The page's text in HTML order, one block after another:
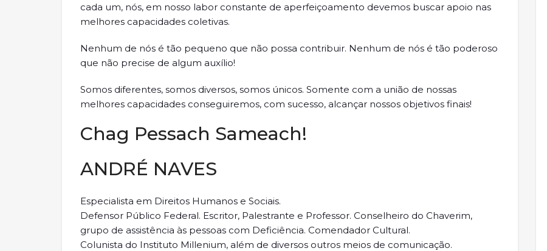
cada um, nós, em nosso labor constante de aperfeiçoamento devemos buscar apoio nas
melhores capacidades coletivas.
Nenhum de nós é tão pequeno que não possa contribuir. Nenhum de nós é tão poderoso
que não precise de algum auxílio!
Somos diferentes, somos diversos, somos únicos. Somente com a união de nossas
melhores capacidades conseguiremos, com sucesso, alcançar nossos objetivos finais!
Chag Pessach Sameach!
ANDRÉ NAVES
Especialista em Direitos Humanos e Sociais.
Defensor Público Federal. Escritor, Palestrante e Professor. Conselheiro do Chaverim,
grupo de assistência às pessoas com Deficiência. Comendador Cultural.
Colunista do Instituto Millenium, além de diversos outros meios de comunicação.